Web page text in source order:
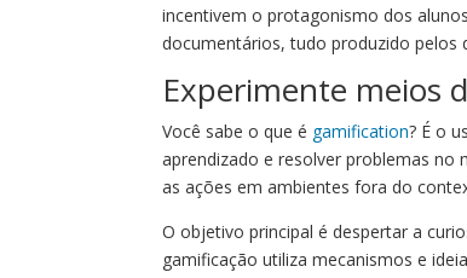
incentivem o protagonismo dos
documentários, tudo produzido pelos
Experimente meios
Você sabe o que é gamification? É o
aprendizado e resolver problemas
as ações em ambientes fora do
O objetivo principal é despertar a
gamificação utiliza mecanismos e